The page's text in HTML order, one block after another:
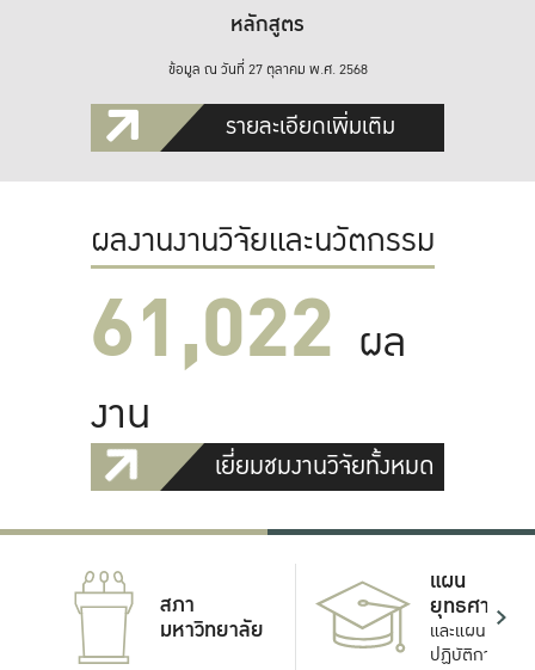
หลักสูตร
ข้อมูล ณ วันที่ 27 ตุลาคม พ.ศ. 2568
รายละเอียดเพิ่มเติม
ผลงานงานวิจัยและนวัตกรรม
61,022 ผล
งาน
เยี่ยมชมงานวิจัยทั้งหมด
สภา
มหาวิทยาลัย
แผน
ยุทธศาสตร์
และแผน
ปฏิบัติการ